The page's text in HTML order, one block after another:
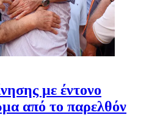
με έντονο
από το παρελθόν